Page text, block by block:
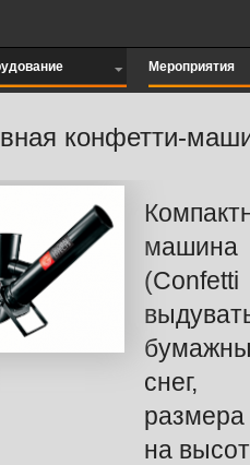
Мероприятия
конфетти-
машина
снег,
на